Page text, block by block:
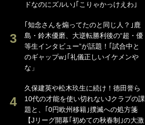
ドなのにズルい｣｢こりゃかっけえわ｣
｢知念さんを煽ってたのと同じ人？｣鹿
島・鈴木優磨、大逆転勝利後の“超・優
等生インタビュー”が話題！｢試合中と
のギャップw｣｢礼儀正しいイケメンや
な」
久保建英や松木玖生に続け！徳田誉ら
10代の才能を使い切れないJクラブの課
題と、｢0円欧州移籍｣撲滅への処方箋
【Jリーグ開幕｢初めての秋春制｣の大激